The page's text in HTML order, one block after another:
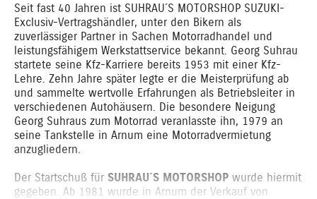
Seit fast 40 Jahren ist SUHRAU´S MOTORSHOP SUZUKI-
Exclusiv-Vertragshändler, unter den Bikern als
zuverlässiger Partner in Sachen Motorradhandel und
leistungsfähigem Werkstattservice bekannt. Georg Suhrau
startete seine Kfz-Karriere bereits 1953 mit einer Kfz-
Lehre. Zehn Jahre später legte er die Meisterprüfung ab
und sammelte wertvolle Erfahrungen als Betriebsleiter in
verschiedenen Autohäusern. Die besondere Neigung
Georg Suhraus zum Motorrad veranlasste ihn, 1979 an
seine Tankstelle in Arnum eine Motorradvermietung
anzugliedern.
Der Startschuß für SUHRAU´S MOTORSHOP wurde hiermit
gegeben. Ab 1981 wurde in Arnum der Verkauf von